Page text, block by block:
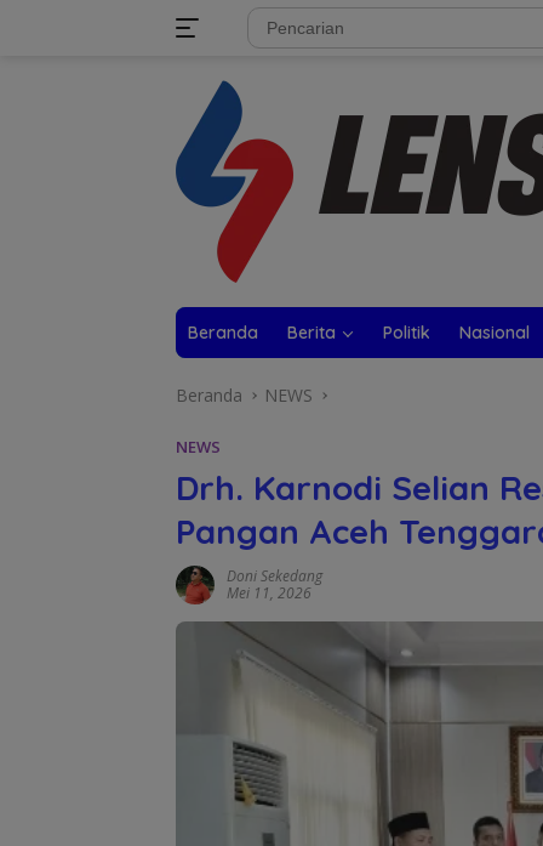
Beranda Berita Politik Nasional
Beranda NEWS
NEWS
Drh. Karnodi Selian
Pangan Aceh
Doni Sekedang
Mei 11, 2026